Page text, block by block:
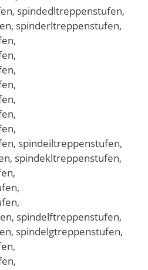
spindedltreppenstufen,
spinderltreppenstufen,
spindeiltreppenstufen,
spindekltreppenstufen,
spindelftreppenstufen,
spindelgtreppenstufen,